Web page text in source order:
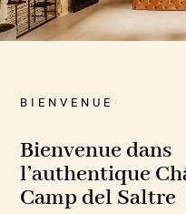
BIENVENUE
Bienvenue dans
l’authentique
Camp del Saltre